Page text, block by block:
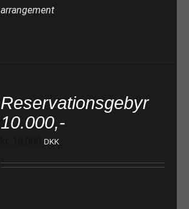
arrangement
Reservationsgebyr
10.000,-
DKK